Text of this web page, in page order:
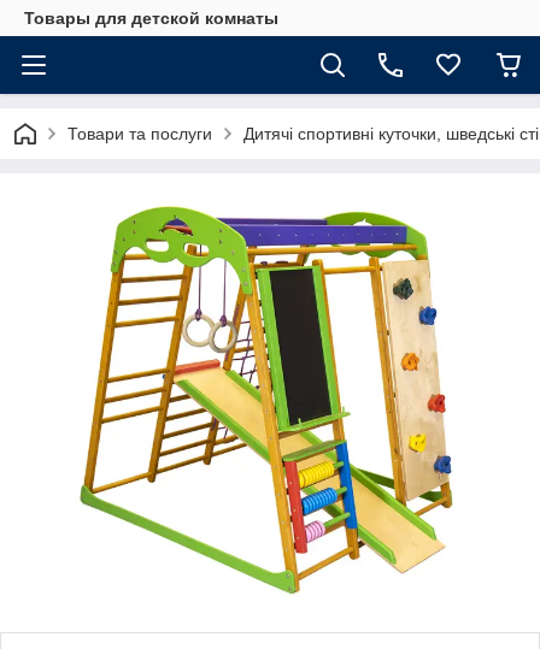
Товары для детской комнаты
Товари та послуги Дитячі спортивні куточки, шведські